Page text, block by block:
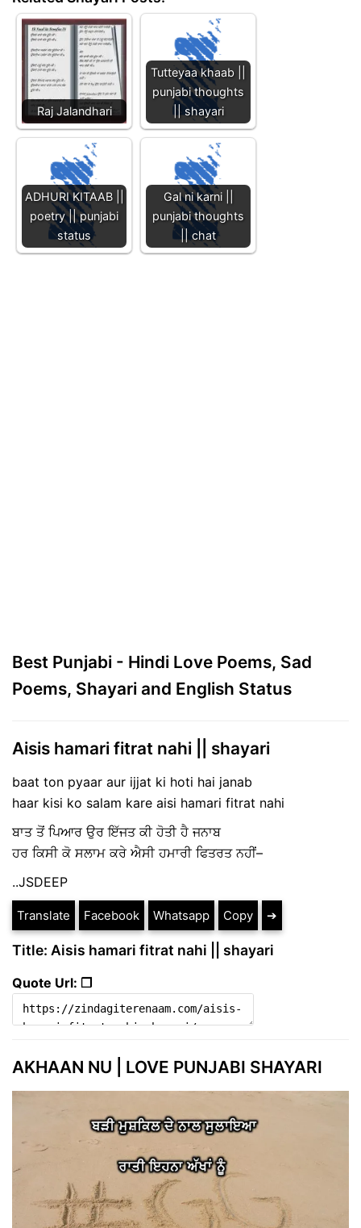
Raj Jalandhari
Tutteyaa khaab ||
punjabi thoughts
|| shayari
ADHURI KITAAB ||
poetry || punjabi
status
Gal ni karni ||
punjabi thoughts
|| chat
Best Punjabi - Hindi Love Poems, Sad
Poems, Shayari and English Status
Aisis hamari fitrat nahi || shayari
baat ton pyaar aur ijjat ki hoti hai janab
haar kisi ko salam kare aisi hamari fitrat nahi
ਬਾਤ ਤੋਂ ਪਿਆਰ ਉਰ ਇੱਜਤ ਕੀ ਹੋਤੀ ਹੈ ਜਨਾਬ
ਹਰ ਕਿਸੀ ਕੋ ਸਲਾਮ ਕਰੇ ਐਸੀ ਹਮਾਰੀ ਫਿਤਰਤ ਨਹੀਂ–
..JSDEEP
Translate Facebook Whatsapp Copy ➔
Title: Aisis hamari fitrat nahi || shayari
Quote Url: ❐
AKHAAN NU | LOVE PUNJABI SHAYARI